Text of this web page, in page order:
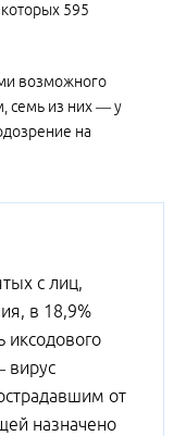
595
возможного
семь из них — у
на
с лиц,
в 18,9%
иксодового
вирус
от
назначено